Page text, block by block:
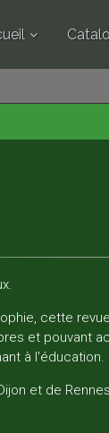
cette
et pouvant
à l'éducation.
et de